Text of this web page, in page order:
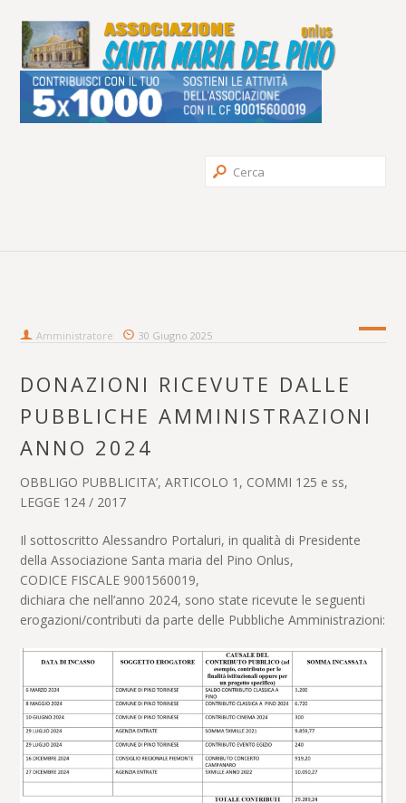
Amministratore 30 Giugno 2025
DONAZIONI RICEVUTE DALLE
PUBBLICHE AMMINISTRAZIONI
ANNO 2024
OBBLIGO PUBBLICITA’, ARTICOLO 1, COMMI 125 e ss,
LEGGE 124 / 2017
Il sottoscritto Alessandro Portaluri, in qualità di Presidente
della Associazione Santa maria del Pino Onlus,
CODICE FISCALE 9001560019,
dichiara che nell’anno 2024, sono state ricevute le seguenti
erogazioni/contributi da parte delle Pubbliche Amministrazioni: